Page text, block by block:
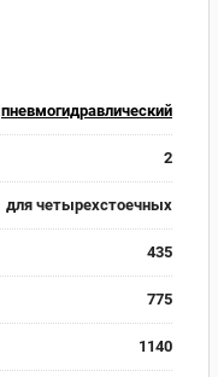
пневмогидравлический
2
для четырехстоечных
435
775
1140